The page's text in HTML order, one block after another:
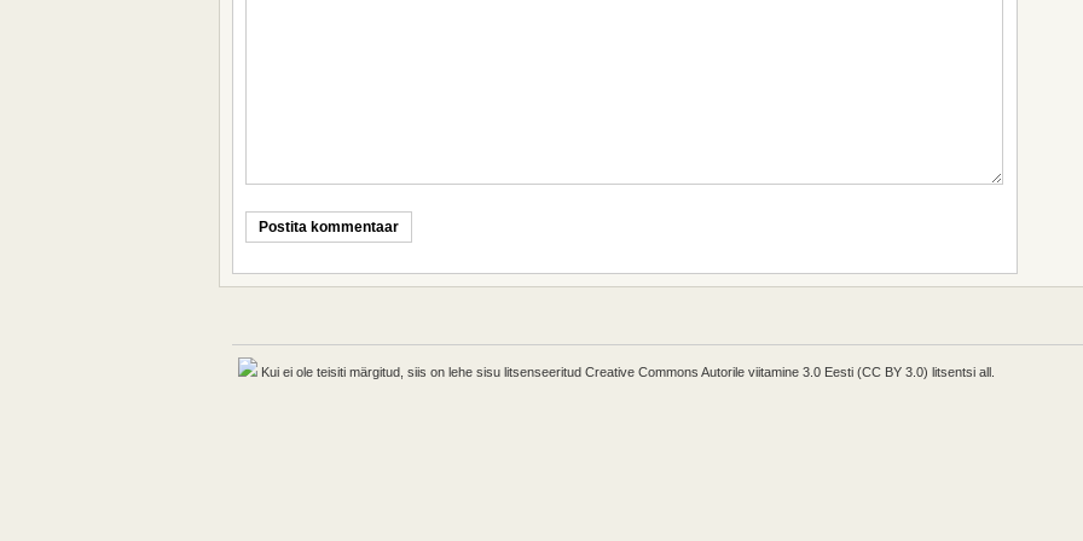
Kui ei ole teisiti märgitud, siis on lehe sisu litsenseeritud Creative Commons Autorile viitamine 3.0 Eesti (CC BY 3.0) litsentsi all.